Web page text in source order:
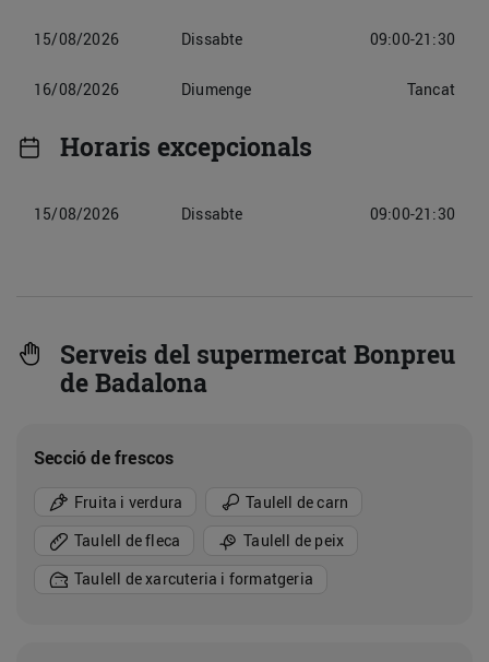
15/08/2026 Dissabte 09:00-21:30
16/08/2026 Diumenge Tancat
Horaris excepcionals
15/08/2026 Dissabte 09:00-21:30
Serveis del supermercat Bonpreu
de Badalona
Secció de frescos
Fruita i verdura
Taulell de carn
Taulell de fleca
Taulell de peix
Taulell de xarcuteria i formatgeria